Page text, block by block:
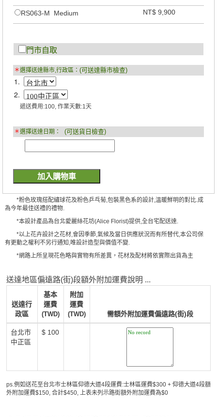
RS063-M Medium NT$ 9,900
門市自取
＊選擇送達縣市,行政區： (可送達縣市檢查)
1.
2.
遞送費用:100, 作業天數:1天
＊選擇送達日期： (可送貨日檢查)
*粉色玫瑰搭配繡球花及粉色乒乓菊,包裝黑色系的設計,溫暖鮮明的對比.成
為今年最佳送禮的禮物.
*本設計產品為台北愛麗絲花坊(Alice Florist)提供,全台宅配送達.
*以上花卉設計之花材,會因季節,氣候及當日供應狀況而有所替代,本公司保
有更動之權利不另行通知,唯設計造型與價值不變.
*網路上所呈現花色略與實物有所差異，花材及配材將依實際出貨為主
送達地區偏遠路(街)段額外附加運費說明 ...
送達行
政區
基本
運費
(TWD)
附加
運費
(TWD) 需額外附加運費偏遠路(街)段
台北市
中正區
$ 100
ps.例如送花至台北市士林區仰德大道4段運費:士林區運費$300 + 仰德大道4段額
外附加運費$150, 合計$450, 上表未列示路街額外附加運費為$0